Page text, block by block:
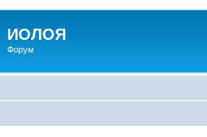
ИОЛОЯ
Форум